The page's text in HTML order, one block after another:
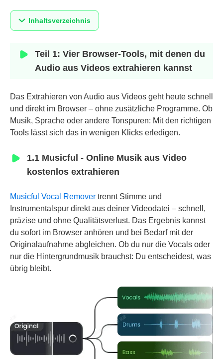
Inhaltsverzeichnis
Teil 1: Vier Browser-Tools, mit denen du
Audio aus Videos extrahieren kannst
Das Extrahieren von Audio aus Videos geht heute schnell
und direkt im Browser – ohne zusätzliche Programme. Ob
Musik, Sprache oder andere Tonspuren: Mit den richtigen
Tools lässt sich das in wenigen Klicks erledigen.
1.1 Musicful - Online Musik aus Video
kostenlos extrahieren
Musicful Vocal Remover trennt Stimme und
Instrumentalspur direkt aus deiner Videodatei – schnell,
präzise und ohne Qualitätsverlust. Das Ergebnis kannst
du sofort im Browser anhören und bei Bedarf mit der
Originalaufnahme abgleichen. Ob du nur die Vocals oder
nur die Hintergrundmusik brauchst: Du entscheidest, was
übrig bleibt.